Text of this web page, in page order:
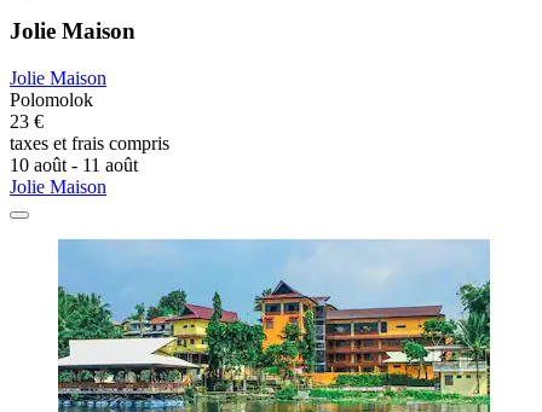
Jolie Maison
Jolie Maison
Polomolok
23 €
taxes et frais compris
10 août - 11 août
Jolie Maison